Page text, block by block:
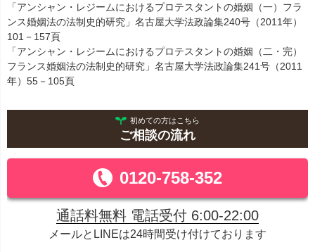
「アンシャン・レジームにおけるプロテスタントの婚姻（一）フラ
ンス婚姻法の法制史的研究 」名古屋大学法政論集240号（2011年）
101－157頁
「アンシャン・レジームにおけるプロテスタントの婚姻（二・完）
フランス婚姻法の法制史的研究 」名古屋大学法政論集241号（2011
年）55－105頁
初めての方はこちら
ご相談の流れ
0120-758-352
通話料無料 電話受付 6:00-22:00
メールとLINEは24時間受け付けております